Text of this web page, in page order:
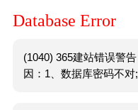
Database Error
(1040) 365建站错误警
因：1、数据库密码不对